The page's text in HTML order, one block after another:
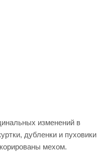
изменений в
дубленки и пуховики
мехом.